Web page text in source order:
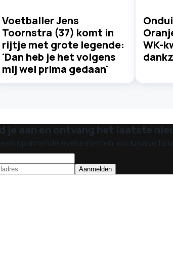
Voetballer Jens
Toornstra (37) komt in
rijtje met grote legende:
'Dan heb je het volgens
mij wel prima gedaan'
WK-
je aan en ontvang het laatste
spannende evenementen, exclusieve